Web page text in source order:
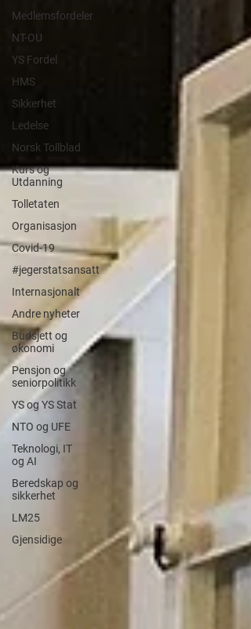
Medlemsfordeler
NT-OU
YS Fordel
HMS
Sikkerhet
Ledelse
Norsk Tollblad
Kurs og
Utdanning
Tolletaten
Organisasjon
Covid-19
#jegerstatsansatt
Internasjonalt
Andre nyheter
Budsjett og
økonomi
Pensjon og
seniorpolitikk
YS og YS Stat
NTO og UFE
Teknologi, IT
og AI
Beredskap og
sikkerhet
LM25
Gjensidige